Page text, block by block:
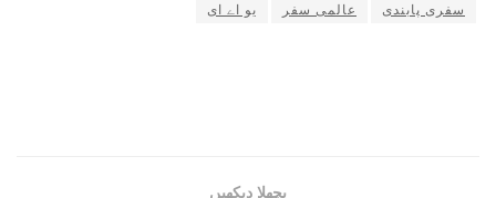
سفری پابندی
عالمی سفر یو اے ای
پچھلا دیکھیں